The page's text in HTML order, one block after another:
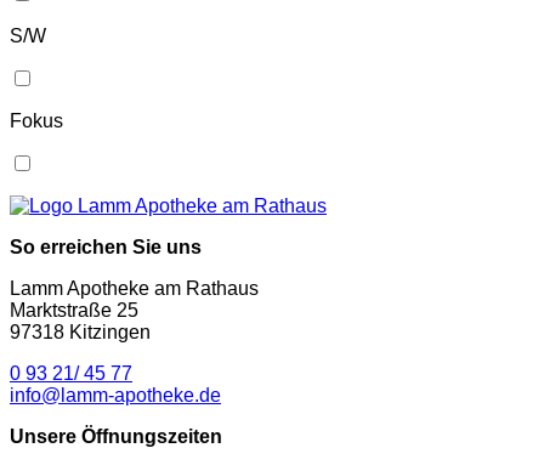
S/W
Fokus
So erreichen Sie uns
Lamm Apotheke am Rathaus
Marktstraße 25
97318 Kitzingen
0 93 21/ 45 77
info@lamm-apotheke.de
Unsere Öffnungszeiten